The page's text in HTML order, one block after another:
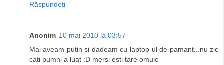
Răspundeți
Anonim 10 mai 2010 la 03:57
Mai aveam putin si dadeam cu laptop-ul de pamant...nu zic
cati pumni a luat :D mersi esti tare omule